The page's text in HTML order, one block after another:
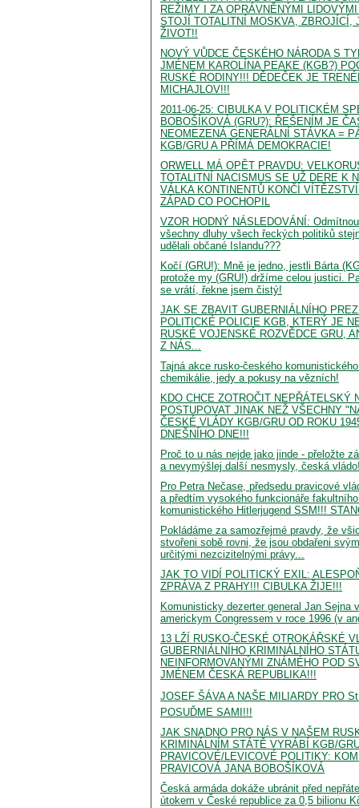
REŽIMY I ZA OPRÁVNĚNÝMI
STOJÍ TOTALITNÍ MOSKVA, ZBROJÍCÍ,
ŽIVOT!!
NOVÝ VŮDCE ČESKÉHO NÁRODA S
JMÉNEM KAROLÍNA PEAKE (KGB?)
RUSKÉ RODINY!!! DĚDEČEK JE
MICHAJLOV!!!
2011-06-25: CIBULKA V POLITICKÉM
BOBOŠÍKOVÁ (GRU?): ŘEŠENÍM JE
NEOMEZENÁ GENERÁLNÍ STÁVKA =
KGB/GRU A PŘÍMÁ DEMOKRACIE!
ORWELL MÁ OPĚT PRAVDU:
TOTALITNÍ NACISMUS SE UŽ DERE K
VÁLKA KONTINENTŮ KONČÍ
ZÁPAD CO POCHOPIL
VZOR HODNÝ NÁSLEDOVÁNÍ:
všechny dluhy všech řeckých politiků
udělali občané Islandu???
Kočí (GRU!): Mně je jedno, jestli Bárta
protože my (GRU!) držíme celou justici.
se vrátí, řekne jsem čistý!
JAK SE ZBAVIT GUBERNIÁLNÍHO
POLITICKÉ POLICIE KGB, KTERÝ JE
RUSKÉ VOJENSKÉ ROZVĚDCE GRU,
Z NÁS...
Tajná akce rusko-českého
chemikálie, jedy a pokusy na vězních!
KDO CHCE ZOTROČIT NEPŘÁTELSKÝ
POSTUPOVAT JINAK NEŽ VŠECHNY
ČESKÉ VLÁDY KGB/GRU OD ROKU
DNEŠNÍHO DNE!!!
Proč to u nás nejde jako jinde - přeložte
a nevymýšlej další nesmysly, česká
Pro Petra Nečase, předsedu pravicové
a předtím vysokého funkcionáře
komunistického Hitlerjugend SSM!!!
Pokládáme za samozřejmé pravdy, že
stvořeni sobě rovni, že jsou obdařeni
určitými nezcizitelnými právy...
JAK TO VIDÍ POLITICKÝ EXIL:
ZPRÁVA Z PRAHY!!! CIBULKA ŽIJE!!!
Komunisticky dezerter general Jan Sejna
americkym Congressem v roce 1996 (v
13 LŽÍ RUSKO-ČESKÉ OTROKÁŘSKÉ
GUBERNIÁLNÍHO KRIMINÁLNÍHO
NEINFORMOVANÝMI ZNÁMÉHO POD
JMÉNEM ČESKÁ REPUBLIKA!!!
JOSEF ŠÁVA A NAŠE MILIARDY PRO
POSUĎME SAMI!!!
JAK SNADNO PRO NÁS V NAŠEM
KRIMINÁLNÍM STÁTĚ VYRÁBÍ KGB/
PRAVICOVÉ/LEVICOVÉ POLITIKY:
PRAVICOVÁ JANA BOBOŠÍKOVÁ
Česká armáda dokáže ubránit před
útokem v České republice za 0,5 bilionu